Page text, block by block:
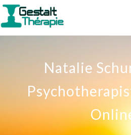
Natalie